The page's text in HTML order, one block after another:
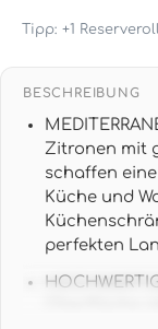
Tipp: +1
BESCHREIBUNG
Zitronen mit
schaffen
Küche und
perfekten